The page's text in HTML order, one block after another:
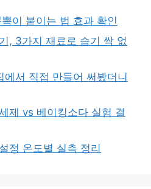
이 붙이는 법 효과 확인
, 3가지 재료로 습기 싹 없
에서 직접 만들어 써봤더니
제 vs 베이킹소다 실험 결
정 온도별 실측 정리